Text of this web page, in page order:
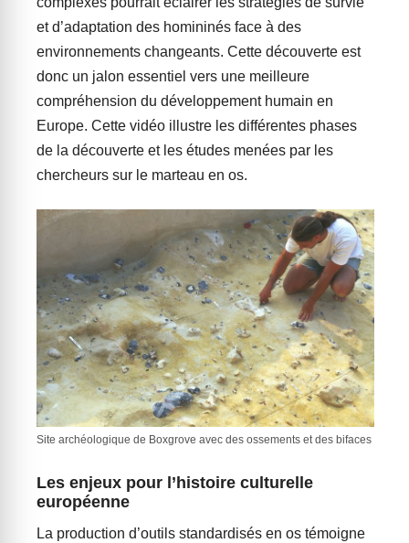
et d’adaptation des homininés face à des
environnements changeants. Cette découverte est
donc un jalon essentiel vers une meilleure
compréhension du développement humain en
Europe. Cette vidéo illustre les différentes phases
de la découverte et les études menées par les
chercheurs sur le marteau en os.
Site archéologique de Boxgrove avec des ossements et des bifaces
Les enjeux pour l’histoire culturelle
européenne
La production d’outils standardisés en os témoigne